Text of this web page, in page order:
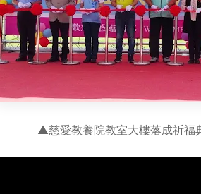
▲慈愛教養院教室大樓落成祈福